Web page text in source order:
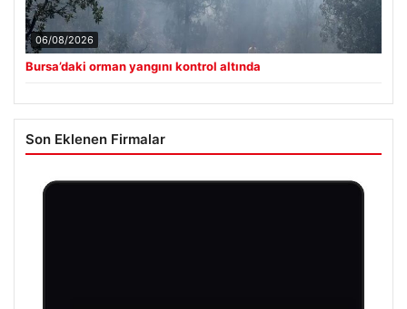
06/08/2026
Bursa’daki orman yangını kontrol altında
Son Eklenen Firmalar